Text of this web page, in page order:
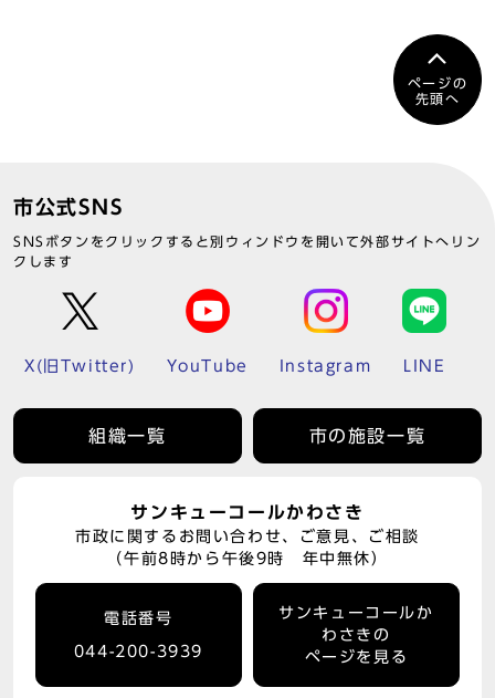
ページの
先頭へ
市公式SNS
SNSボタンをクリックすると別ウィンドウを開いて外部サイトへリン
クします
X(旧Twitter) YouTube Instagram LINE
組織一覧 市の施設一覧
サンキューコールかわさき
市政に関するお問い合わせ、ご意見、ご相談
（午前8時から午後9時 年中無休）
電話番号
044-200-3939
サンキューコールか
わさきの
ページを見る